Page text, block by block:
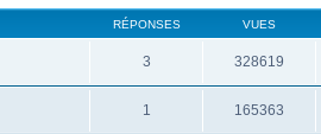
RÉPONSES VUES
3 328619
1 165363